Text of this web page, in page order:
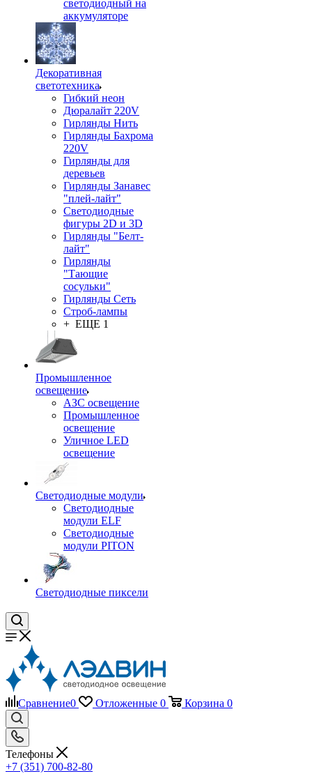
светодиодный на
аккумуляторе
Декоративная
светотехника
Гибкий неон
Дюралайт 220V
Гирлянды Нить
Гирлянды Бахрома
220V
Гирлянды для
деревьев
Гирлянды Занавес
"плей-лайт"
Светодиодные
фигуры 2D и 3D
Гирлянды "Белт-
лайт"
Гирлянды
"Тающие
сосульки"
Гирлянды Сеть
Строб-лампы
+ ЕЩЕ 1
Промышленное
освещение
АЗС освещение
Промышленное
освещение
Уличное LED
освещение
Светодиодные модули
Светодиодные
модули ELF
Светодиодные
модули PITON
Светодиодные пиксели
Сравнение0 Отложенные 0 Корзина 0
Телефоны
+7 (351) 700-82-80